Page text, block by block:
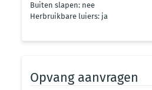
Buiten slapen: nee
Herbruikbare luiers: ja
Opvang aanvragen